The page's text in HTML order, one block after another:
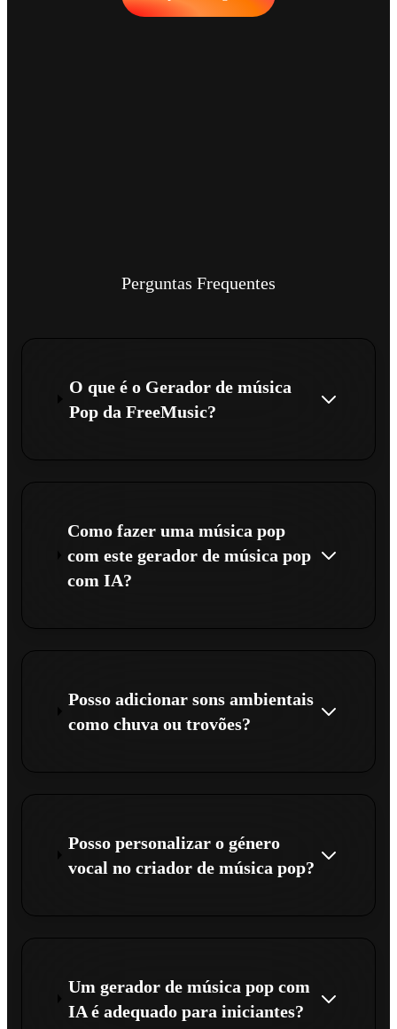
Perguntas Frequentes
O que é o Gerador de música
Pop da FreeMusic?
Como fazer uma música pop
com este gerador de música pop
com IA?
Posso adicionar sons ambientais
como chuva ou trovões?
Posso personalizar o género
vocal no criador de música pop?
Um gerador de música pop com
IA é adequado para iniciantes?